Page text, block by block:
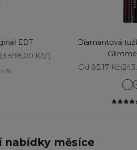
EDT
Kč/l)
(4.6)
Diamantová
Prodejní cena
Od 85,17 Kč
nabídky měsíce